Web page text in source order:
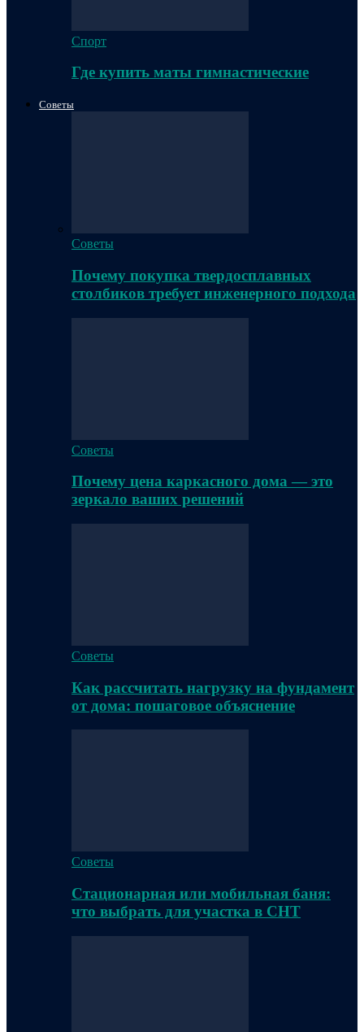
Спорт
Где купить маты гимнастические
Советы
Советы
Почему покупка твердосплавных
столбиков требует инженерного подхода
Советы
Почему цена каркасного дома — это
зеркало ваших решений
Советы
Как рассчитать нагрузку на фундамент
от дома: пошаговое объяснение
Советы
Стационарная или мобильная баня:
что выбрать для участка в СНТ